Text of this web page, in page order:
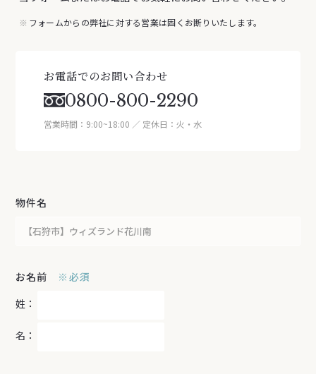
フォームからの弊社に対する営業は固くお断りいたします。
お電話でのお問い合わせ
0800-800-2290
営業時間：9:00~18:00 ／ 定休日：火・水
物件名
お名前
必須
姓：
名：